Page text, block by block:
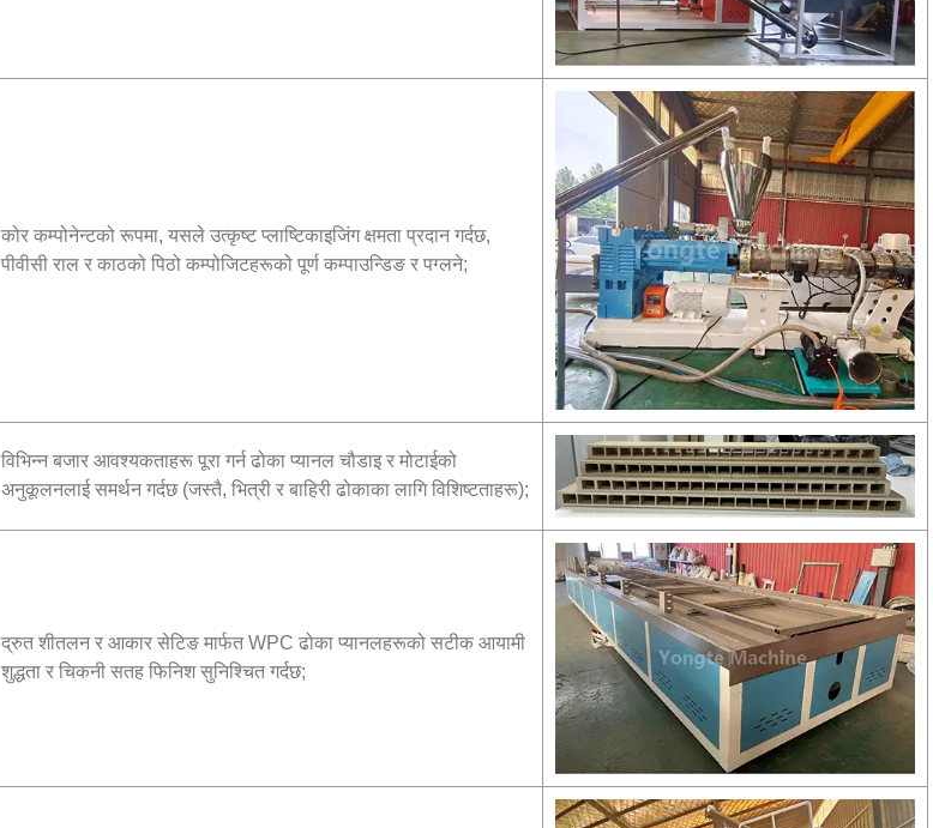
कोर कम्पोनेन्टको रूपमा, यसले उत्कृष्ट प्लाष्टिकाइजिंग क्षमता प्रदान गर्दछ,
पीवीसी राल र काठको पिठो कम्पोजिटहरूको पूर्ण कम्पाउन्डिङ र पग्लने;
विभिन्न बजार आवश्यकताहरू पूरा गर्न ढोका प्यानल चौडाइ र मोटाईको
अनुकूलनलाई समर्थन गर्दछ (जस्तै, भित्री र बाहिरी ढोकाका लागि विशिष्टताहरू);
द्रुत शीतलन र आकार सेटिङ मार्फत WPC ढोका प्यानलहरूको सटीक आयामी
शुद्धता र चिकनी सतह फिनिश सुनिश्चित गर्दछ;